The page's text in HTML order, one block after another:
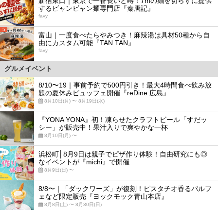
するビャンビャン麺専門店『秦唐記』
favy
5
富山｜一度食べたらやみつき！麻辣湯は具材50種から自
由にカスタム可能『TAN TAN』
favy
グルメイベント
8/10〜19｜事前予約で500円引き！最大4時間食べ飲み放
題の夏休みビュッフェ開催『reDine 広島』
8月10日(月) 〜 8月19日(水)
『YONA YONA』初！凍らせたクラフトビール「すだッ
シー」が販売中！果汁入りで爽やかな一杯
8月10日(月) 〜
浜松町│8月9日は親子でピザ作り体験！自由研究にも◎
なイベントが『michi』で開催
8月9日(日) 〜
8/8〜｜「ダックワーズ」が復刻！ピスタチオ香るパルフ
ェなど限定販売『ヨックモック青山本店』
8月8日(土) 〜 8月30日(日)